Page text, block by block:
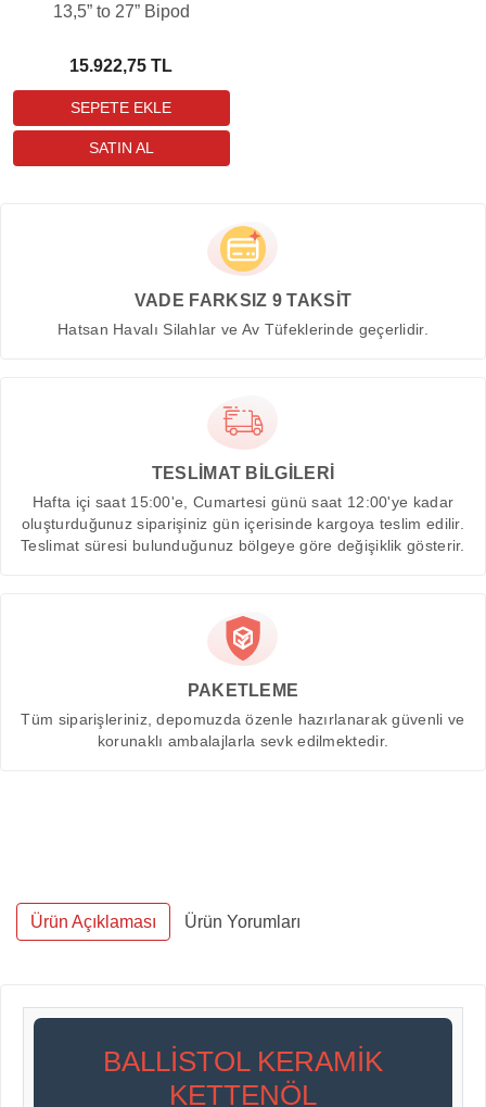
13,5” to 27” Bipod
15.922,75 TL
VADE FARKSIZ 9 TAKSİT
Hatsan Havalı Silahlar ve Av Tüfeklerinde geçerlidir.
TESLİMAT BİLGİLERİ
Hafta içi saat 15:00'e, Cumartesi günü saat 12:00'ye kadar
oluşturduğunuz siparişiniz gün içerisinde kargoya teslim edilir.
Teslimat süresi bulunduğunuz bölgeye göre değişiklik gösterir.
PAKETLEME
Tüm siparişleriniz, depomuzda özenle hazırlanarak güvenli ve
korunaklı ambalajlarla sevk edilmektedir.
Ürün Açıklaması Ürün Yorumları
BALLISTOL KERAMIK
KETTENÖL